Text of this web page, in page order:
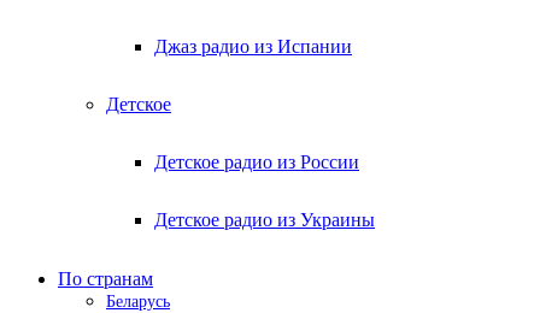
Джаз радио из Испании
Детское
Детское радио из России
Детское радио из Украины
По странам
Беларусь